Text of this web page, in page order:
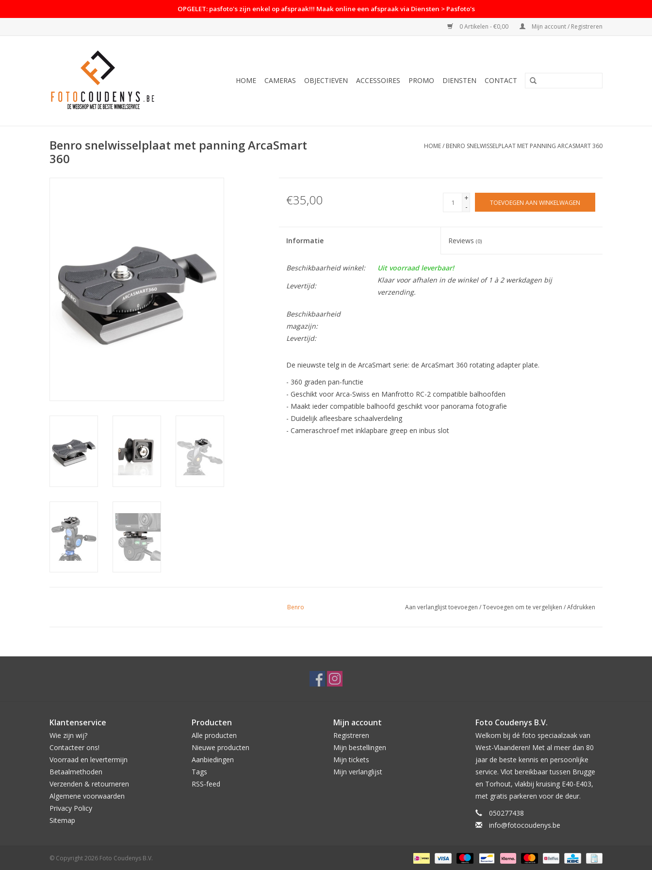
OPGELET: pasfoto's zijn enkel op afspraak!!! Maak online een afspraak via Diensten > Pasfoto's
0 Artikelen - €0,00 Mijn account / Registreren
HOME CAMERAS OBJECTIEVEN ACCESSOIRES PROMO DIENSTEN CONTACT
Benro snelwisselplaat met panning ArcaSmart
360
HOME/ BENRO SNELWISSELPLAAT MET PANNING ARCASMART 360
€35,00
+
-
TOEVOEGEN AAN WINKELWAGEN
Informatie Reviews(0)
Beschikbaarheid winkel:
Uit voorraad leverbaar!
Levertijd:
Klaar voor afhalen in de winkel of 1 à 2 werkdagen bij
verzending.
Beschikbaarheid
magazijn:
Levertijd:
De nieuwste telg in de ArcaSmart serie: de ArcaSmart 360 rotating adapter plate.
- 360 graden pan-functie
- Geschikt voor Arca-Swiss en Manfrotto RC-2 compatible balhoofden
- Maakt ieder compatible balhoofd geschikt voor panorama fotografie
- Duidelijk afleesbare schaalverdeling
- Cameraschroef met inklapbare greep en inbus slot
Benro Aan verlanglijst toevoegen /Toevoegen om te vergelijken /Afdrukken
Klantenservice
Wie zijn wij?
Contacteer ons!
Voorraad en levertermijn
Betaalmethoden
Verzenden & retourneren
Algemene voorwaarden
Privacy Policy
Sitemap
Producten
Alle producten
Nieuwe producten
Aanbiedingen
Tags
RSS-feed
Mijn account
Registreren
Mijn bestellingen
Mijn tickets
Mijn verlanglijst
Foto Coudenys B.V.
Welkom bij dé foto speciaalzaak van
West-Vlaanderen! Met al meer dan 80
jaar de beste kennis en persoonlijke
service. Vlot bereikbaar tussen Brugge
en Torhout, vlakbij kruising E40-E403,
met gratis parkeren voor de deur.
050277438
info@fotocoudenys.be
© Copyright 2026 Foto Coudenys B.V.